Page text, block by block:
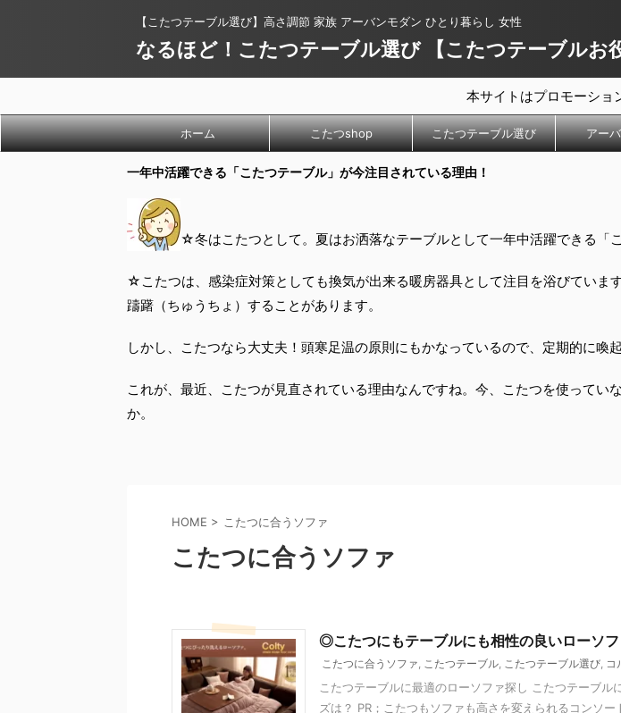
【こたつテーブル選び】高さ調節 家族 アーバンモダン ひとり暮らし 女性
なるほど！こたつテーブル選び 【こたつテーブルお
本サイトはプロモーショ
ホーム こたつshop こたつテーブル選び アー
一年中活躍できる「こたつテーブル」が今注目されている理由！
☆冬はこたつとして。夏はお洒落なテーブルとして一年中活躍できる「
☆こたつは、感染症対策としても換気が出来る暖房器具として注目を浴びていま
躊躇（ちゅうちょ）することがあります。
しかし、こたつなら大丈夫！頭寒足温の原則にもかなっているので、定期的に喚
これが、最近、こたつが見直されている理由なんですね。今、こたつを使って
か。
HOME > こたつに合うソファ
こたつに合うソファ
◎こたつにもテーブルにも相性の良いローソ
こたつに合うソファ, こたつテーブル, こたつテーブル選び, コ
こたつテーブルに最適のローソファ探し こたつテーブル
ズは？ PR；こたつもソファも高さを変えられるコンソ